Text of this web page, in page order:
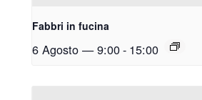
Fabbri in fucina
6 Agosto — 9:00- 15:00